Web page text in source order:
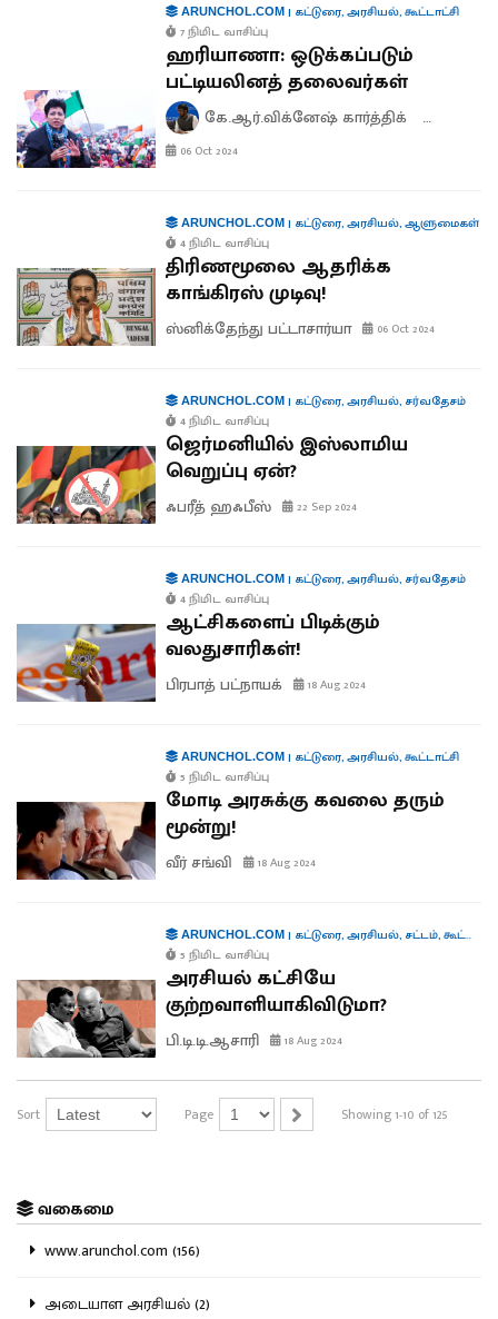
ARUNCHOL.COM| கட்டுரை,அரசியல்,கூட்டாட்சி
7 நிமிட வாசிப்பு
ஹரியாணா: ஒடுக்கப்படும்
பட்டியலினத் தலைவர்கள்
கே.ஆர்.விக்னேஷ் கார்த்திக் ஆனந்த்
06 Oct 2024
ARUNCHOL.COM| கட்டுரை,அரசியல்,ஆளுமைகள்
4 நிமிட வாசிப்பு
திரிணமூலை ஆதரிக்க
காங்கிரஸ் முடிவு!
ஸ்னிக்தேந்து பட்டாசார்யா 06 Oct 2024
ARUNCHOL.COM| கட்டுரை,அரசியல், சர்வதேசம்
4 நிமிட வாசிப்பு
ஜெர்மனியில் இஸ்லாமிய
வெறுப்பு ஏன்?
ஃபரீத் ஹஃபீஸ் 22 Sep 2024
ARUNCHOL.COM| கட்டுரை,அரசியல், சர்வதேசம்
4 நிமிட வாசிப்பு
ஆட்சிகளைப் பிடிக்கும்
வலதுசாரிகள்!
பிரபாத் பட்நாயக் 18 Aug 2024
ARUNCHOL.COM| கட்டுரை,அரசியல்,கூட்டாட்சி
5 நிமிட வாசிப்பு
மோடி அரசுக்கு கவலை தரும்
மூன்று!
வீர் சங்வி 18 Aug 2024
ARUNCHOL.COM| கட்டுரை,அரசியல், சட்டம்,கூட்டாட்சி
5 நிமிட வாசிப்பு
அரசியல் கட்சியே
குற்றவாளியாகிவிடுமா?
பி.டி.டி.ஆசாரி 18 Aug 2024
Sort Page Showing 1-10 of 125
வகைமை
www.arunchol.com (156)
அடையாள அரசியல் (2)